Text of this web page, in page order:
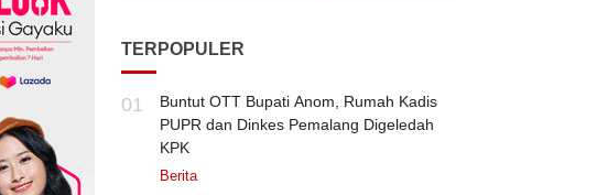
TERPOPULER
01
Buntut OTT Bupati Anom, Rumah Kadis
PUPR dan Dinkes Pemalang Digeledah
KPK
Berita